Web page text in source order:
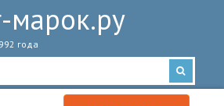
марок.ру
года